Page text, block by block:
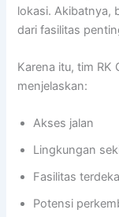
lokasi. Akibatnya,
dari fasilitas
Karena itu, tim RK
menjelaskan:
Akses jalan
Lingkungan
Fasilitas
Potensi